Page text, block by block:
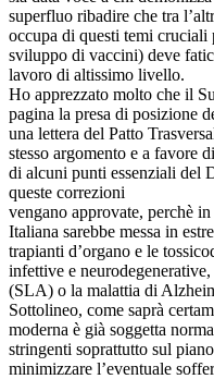
superfluo ribadire che tra
occupa di questi temi cruciali
sviluppo di vaccini) deve
lavoro di altissimo livello.
Ho apprezzato molto che il
pagina la presa di posizione
una lettera del Patto
stesso argomento e a favore
di alcuni punti essenziali del
queste correzioni
vengano approvate, perchè
Italiana sarebbe messa in
trapianti d’organo e le
infettive e
(SLA) o la malattia di
Sottolineo, come saprà
moderna è già soggetta
stringenti soprattutto sul
minimizzare l’eventuale